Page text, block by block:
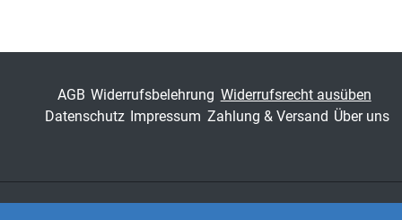
Fachbereich Sozialwissenschaft
AGB Widerrufsbelehrung Widerrufsrecht ausüben
Datenschutz Impressum Zahlung & Versand Über uns